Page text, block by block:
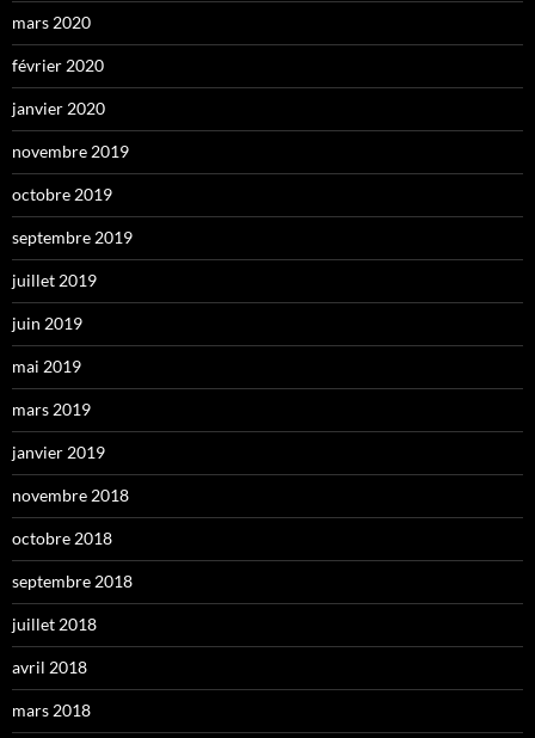
mars 2020
février 2020
janvier 2020
novembre 2019
octobre 2019
septembre 2019
juillet 2019
juin 2019
mai 2019
mars 2019
janvier 2019
novembre 2018
octobre 2018
septembre 2018
juillet 2018
avril 2018
mars 2018